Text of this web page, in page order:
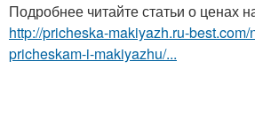
Подробнее читайте статьи о ценах
http://pricheska-makiyazh.ru-
pricheskam-i-makiyazhu/...